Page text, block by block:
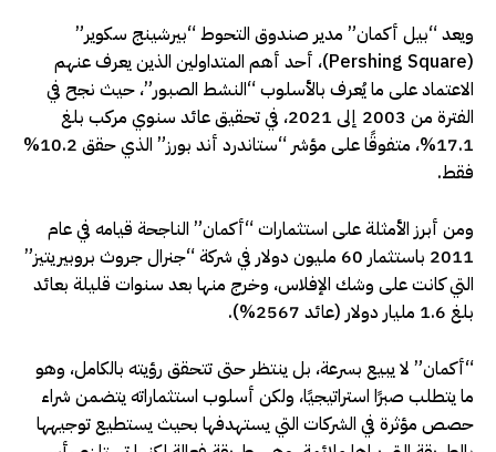
ويعد “بيل أكمان” مدير صندوق التحوط “بيرشينج سكوير”
(
Pershing Square)، أحد أهم المتداولين الذين يعرف عنهم
الاعتماد على ما يُعرف بالأسلوب “النشط الصبور”، حيث نجح في
الفترة من 2003 إلى 2021، في تحقيق عائد سنوي مركب بلغ
17.1%، متفوقًا على مؤشر “ستاندرد أند بورز” الذي حقق 10.2%
فقط.
ومن أبرز الأمثلة على استثمارات “أكمان” الناجحة قيامه في عام
2011 باستثمار 60 مليون دولار في شركة “جنرال جروث بروبيريتيز”
التي كانت على وشك الإفلاس، وخرج منها بعد سنوات قليلة بعائد
بلغ 1.6 مليار دولار (عائد 2567%).
“أكمان” لا يبيع بسرعة، بل ينتظر حتى تتحقق رؤيته بالكامل، وهو
ما يتطلب صبرًا استراتيجيًا، ولكن أسلوب استثماراته يتضمن شراء
حصص مؤثرة في الشركات التي يستهدفها بحيث يستطيع توجيهها